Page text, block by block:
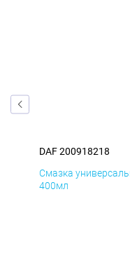
DAF 200918218
Смазка
400мл